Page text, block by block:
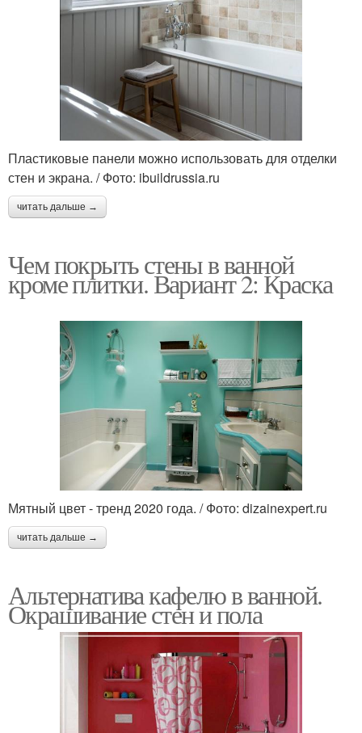
Пластиковые панели можно использовать для отделки
стен и экрана. / Фото: ibuildrussia.ru
читать дальше →
Чем покрыть стены в ванной
кроме плитки. Вариант 2: Краска
Мятный цвет - тренд 2020 года. / Фото: dizainexpert.ru
читать дальше →
Альтернатива кафелю в ванной.
Окрашивание стен и пола